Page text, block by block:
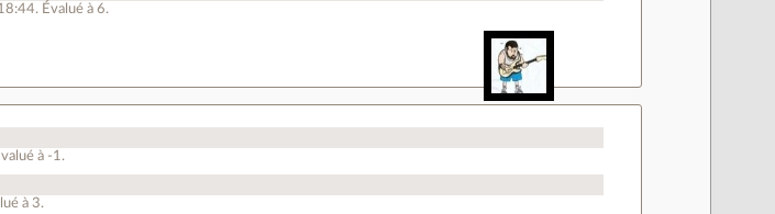
. Évalué à6.
à -1 .
à 3.